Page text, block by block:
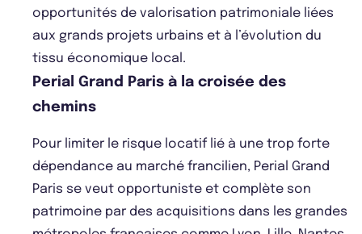
opportunités de valorisation patrimoniale liées
aux grands projets urbains et à l’évolution du
tissu économique local.
Perial Grand Paris à la croisée des
chemins
Pour limiter le risque locatif lié à une trop forte
dépendance au marché francilien, Perial Grand
Paris se veut opportuniste et complète son
patrimoine par des acquisitions dans les grandes